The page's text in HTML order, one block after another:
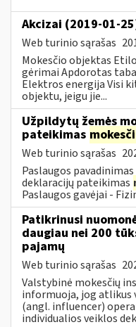
Akcizai (2019-01-
Web turinio sąrašas
Mokesčio objektas
gėrimai Apdorotas
Elektros energija Visi
objektu, jeigu jie...
Užpildytų žemės
pateikimas
Web turinio sąrašas
Paslaugos
deklaracijų pateikimas
Paslaugos gavėjai -
Patikrinusi
daugiau nei 200
pajamų
Web turinio sąrašas
Valstybinė mokesčių
informuoja, jog atlikus
(angl. influencer)
individualios veiklos